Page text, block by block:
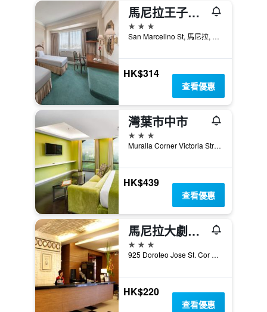
馬尼拉王子酒店
3星級
San Marcelino St, 馬尼拉, 菲律賓
HK$314
查看優惠
灣葉市中市
3星級
Muralla Corner Victoria Streets Intramuros, Manila, 1002 Philippines, 馬尼拉, 菲律賓
HK$439
查看優惠
馬尼拉大劇院酒店
3星級
925 Doroteo Jose St. Cor Rizal Ave., 馬尼拉, 菲律賓
HK$220
查看優惠